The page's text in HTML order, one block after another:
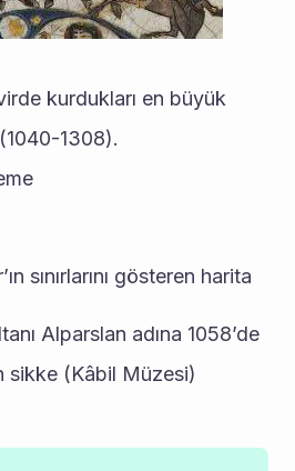
kurdukları en büyük
1308).
sınırlarını gösteren harita
Alparslan adına 1058’de
sikke (Kâbil Müzesi)